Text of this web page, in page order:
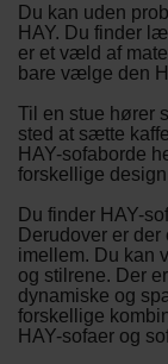
Du kan uden
HAY. Du finder
er et væld af
bare vælge den
Til en stue hører
sted at sætte
HAY-sofaborde
forskellige
Du finder HAY-
Derudover er
imellem. Du kan
og stilrene. Der
dynamiske og
forskellige
HAY-sofaer og